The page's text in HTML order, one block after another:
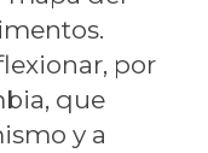
por
que
y a